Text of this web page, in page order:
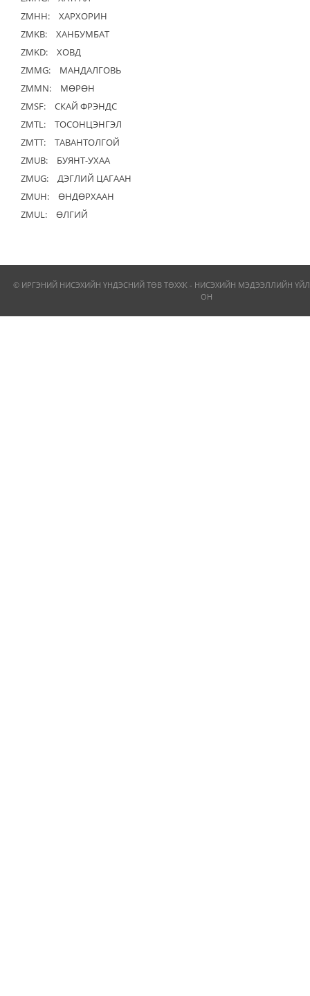
ZMHH:
ХАРХОРИН
ZMKB:
ХАНБУМБАТ
ZMKD:
ХОВД
ZMMG:
МАНДАЛГОВЬ
ZMMN:
МӨРӨН
ZMSF:
СКАЙ ФРЭНДС
ZMTL:
ТОСОНЦЭНГЭЛ
ZMTT:
ТАВАНТОЛГОЙ
ZMUB:
БУЯНТ-УХАА
ZMUG:
ДЭГЛИЙ ЦАГААН
ZMUH:
ӨНДӨРХААН
ZMUL:
ӨЛГИЙ
© ИРГЭНИЙ НИСЭХИЙН ҮНДЭСНИЙ ТӨВ ТӨХХК - НИСЭХИЙН МЭДЭЭЛЛИЙН
ОН